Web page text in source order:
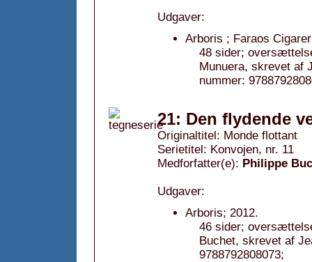
Udgaver:
Arboris ; Faraos
48 sider;
Munuera, skrevet af
nummer:
21: Den flydende
Originaltitel: Monde flottant
Serietitel: Konvojen, nr. 11
Medforfatter(e): Philippe
Udgaver:
Arboris; 2012.
46 sider;
Buchet, skrevet af
9788792808073;